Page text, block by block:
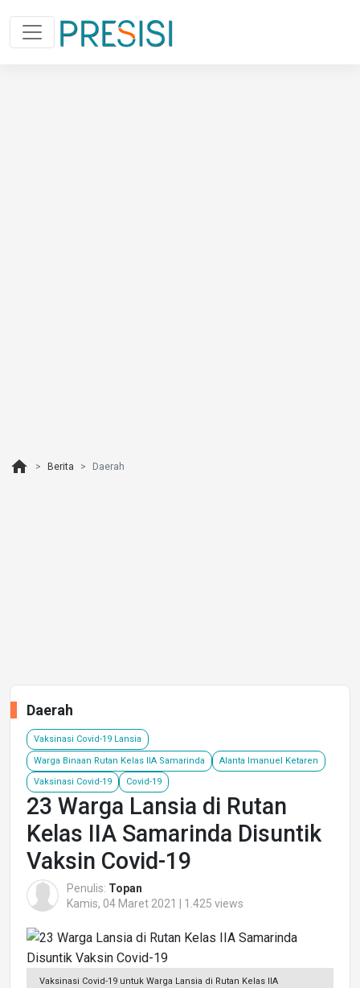
home Berita Daerah
Daerah
Vaksinasi Covid-19 Lansia
Warga Binaan Rutan Kelas IIA Samarinda Alanta Imanuel Ketaren
Vaksinasi Covid-19 Covid-19
23 Warga Lansia di Rutan
Kelas IIA Samarinda Disuntik
Vaksin Covid-19
Penulis: Topan
Kamis, 04 Maret 2021 | 1.425 views
Vaksinasi Covid-19 untuk Warga Lansia di Rutan Kelas IIA